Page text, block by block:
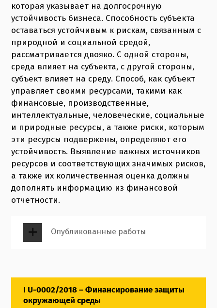
которая указывает на долгосрочную
устойчивость бизнеса. Способность субъекта
оставаться устойчивым к рискам, связанным с
природной и социальной средой,
рассматривается двояко. С одной стороны,
среда влияет на субъекта, с другой стороны,
субъект влияет на среду. Способ, как субъект
управляет своими ресурсами, такими как
финансовые, производственные,
интеллектуальные, человеческие, социальные
и природные ресурсы, а также риски, которым
эти ресурсы подвержены, определяют его
устойчивость. Выявление важных источников
ресурсов и соответствующих значимых рисков,
а также их количественная оценка должны
дополнять информацию из финансовой
отчетности.
Опубликованные работы
I U-0002/2018 – Финансирование защиты
окружающей среды